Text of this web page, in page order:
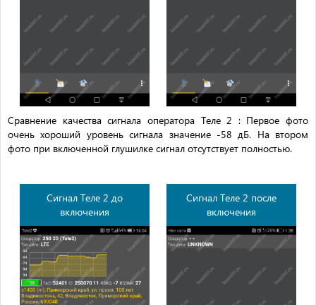
Сравнение качества сигнала оператора Теле 2 : Первое фото
очень хороший уровень сигнала значение -58 дБ. На втором
фото при включенной глушилке сигнал отсутствует полностью.
Сигнал Теле 2 до
включения
Сигнал Теле 2 после
включения